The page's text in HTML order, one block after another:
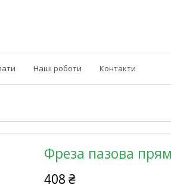
Наші роботи Контакти
Фреза пазова
408 ₴